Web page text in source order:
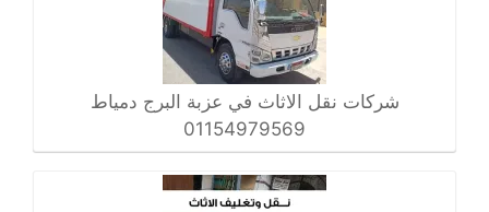
شركات نقل الاثاث في عزبة البرج دمياط
01154979569